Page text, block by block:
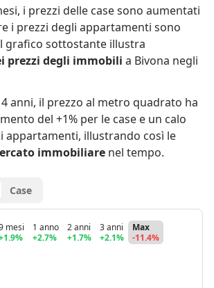
i prezzi delle case sono aumentati
i prezzi degli appartamenti sono
grafico sottostante illustra
prezzi degli immobili a Bivona negli
anni, il prezzo al metro quadrato ha
del +1% per le case e un calo
appartamenti, illustrando così le
immobiliare nel tempo.
Case
mesi
1 anno
+2.7%
2 anni
+1.7%
3 anni
+2.1%
Max
-11.4%